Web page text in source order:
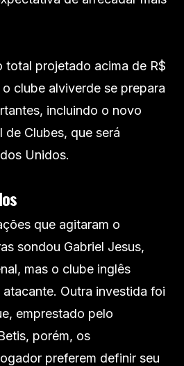
total projetado acima de R$
clube alviverde se prepara
incluindo o novo
Clubes, que será
Unidos.
que agitaram o
sondou Gabriel Jesus,
mas o clube inglês
Outra investida foi
emprestado pelo
porém, os
preferem definir seu